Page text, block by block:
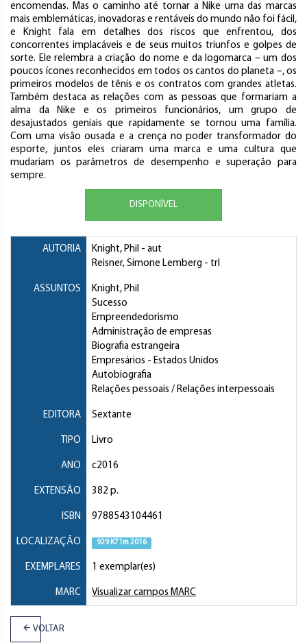
encomendas. Mas o caminho até tornar a Nike uma das marcas
mais emblemáticas, inovadoras e rentáveis do mundo não foi fácil,
e Knight fala em detalhes dos riscos que enfrentou, dos
concorrentes implacáveis e de seus muitos triunfos e golpes de
sorte. Ele relembra a criação do nome e da logomarca – um dos
poucos ícones reconhecidos em todos os cantos do planeta –, os
primeiros modelos de tênis e os contratos com grandes atletas.
Também destaca as relações com as pessoas que formariam a
alma da Nike e os primeiros funcionários, um grupo de
desajustados geniais que rapidamente se tornou uma família.
Com uma visão ousada e a crença no poder transformador do
esporte, juntos eles criaram uma marca e uma cultura que
mudariam os parâmetros de desempenho e superação para
sempre.
DISPONÍVEL
AUTORIA Knight, Phil - aut
Reisner, Simone Lemberg - trl
ASSUNTOS
Knight, Phil
Sucesso
Empreendedorismo
Administração de empresas
Biografia estrangeira
Empresários - Estados Unidos
Autobiografia
Relações pessoais / Relações interpessoais
EDITORA Sextante
TIPO Livro
ANO c2016
EXTENSÃO 382 p.
ISBN 9788543104461
LOCALIZAÇÃO 929 K71m 2016
EXEMPLARES 1 exemplar(es)
MARC Visualizar campos MARC
VOLTAR